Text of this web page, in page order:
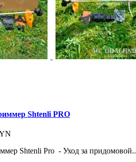
Shtenli PRO
Shtenli Pro - Уход за придомовой..